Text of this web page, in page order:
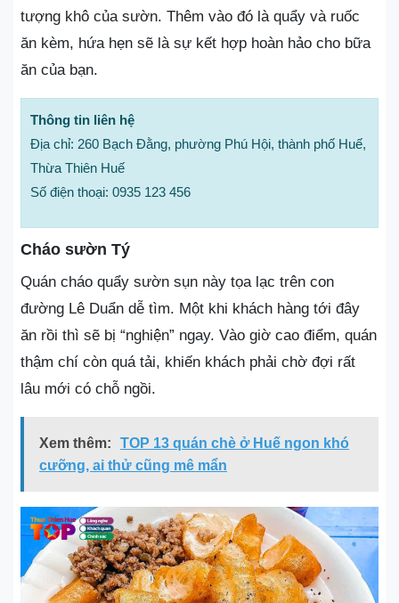
tượng khô của sườn. Thêm vào đó là quẩy và ruốc
ăn kèm, hứa hẹn sẽ là sự kết hợp hoàn hảo cho bữa
ăn của bạn.
Thông tin liên hệ
Địa chỉ: 260 Bạch Đằng, phường Phú Hội, thành phố Huế,
Thừa Thiên Huế
Số điện thoại: 0935 123 456
Cháo sườn Tý
Quán cháo quẩy sườn sụn này tọa lạc trên con
đường Lê Duẩn dễ tìm. Một khi khách hàng tới đây
ăn rồi thì sẽ bị “nghiện” ngay. Vào giờ cao điểm, quán
thậm chí còn quá tải, khiến khách phải chờ đợi rất
lâu mới có chỗ ngồi.
Xem thêm:
TOP 13 quán chè ở Huế ngon khó
cưỡng, ai thử cũng mê mẩn